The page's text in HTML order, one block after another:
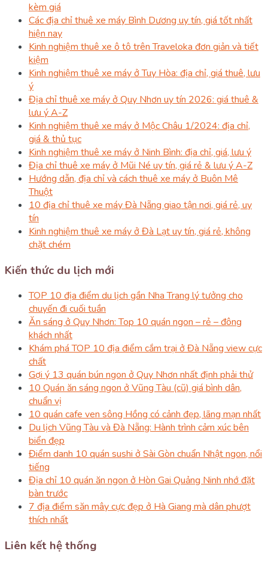
kèm giá
Các địa chỉ thuê xe máy Bình Dương uy tín, giá tốt nhất
hiện nay
Kinh nghiệm thuê xe ô tô trên Traveloka đơn giản và tiết
kiệm
Kinh nghiệm thuê xe máy ở Tuy Hòa: địa chỉ, giá thuê, lưu
ý
Địa chỉ thuê xe máy ở Quy Nhơn uy tín 2026: giá thuê &
lưu ý A-Z
Kinh nghiệm thuê xe máy ở Mộc Châu 1/2024: địa chỉ,
giá & thủ tục
Kinh nghiệm thuê xe máy ở Ninh Bình: địa chỉ, giá, lưu ý
Địa chỉ thuê xe máy ở Mũi Né uy tín, giá rẻ & lưu ý A-Z
Hướng dẫn, địa chỉ và cách thuê xe máy ở Buôn Mê
Thuột
10 địa chỉ thuê xe máy Đà Nẵng giao tận nơi, giá rẻ, uy
tín
Kinh nghiệm thuê xe máy ở Đà Lạt uy tín, giá rẻ, không
chặt chém
Kiến thức du lịch mới
TOP 10 địa điểm du lịch gần Nha Trang lý tưởng cho
chuyến đi cuối tuần
Ăn sáng ở Quy Nhơn: Top 10 quán ngon – rẻ – đông
khách nhất
Khám phá TOP 10 địa điểm cắm trại ở Đà Nẵng view cực
chất
Gợi ý 13 quán bún ngon ở Quy Nhơn nhất định phải thử
10 Quán ăn sáng ngon ở Vũng Tàu (cũ) giá bình dân,
chuẩn vị
10 quán cafe ven sông Hồng có cảnh đẹp, lãng mạn nhất
Du lịch Vũng Tàu và Đà Nẵng: Hành trình cảm xúc bên
biển đẹp
Điểm danh 10 quán sushi ở Sài Gòn chuẩn Nhật ngon, nổi
tiếng
Địa chỉ 10 quán ăn ngon ở Hòn Gai Quảng Ninh nhớ đặt
bàn trước
7 địa điểm săn mây cực đẹp ở Hà Giang mà dân phượt
thích nhất
Liên kết hệ thống